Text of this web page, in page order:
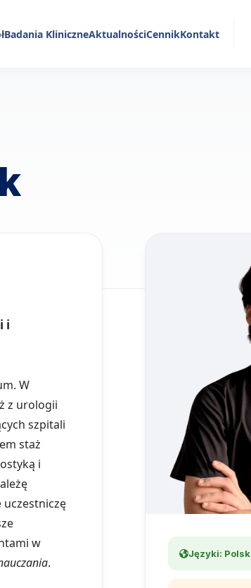
Badania KliniczneAktualnościCennikKontakt
i
W
z urologii
szpitali
staż
i
uczestniczę
w
.
Języki: